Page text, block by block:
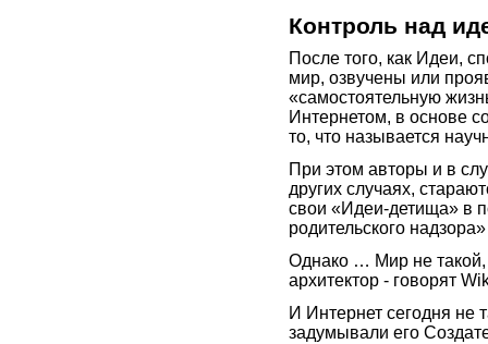
Контроль над
После того, как Идеи,
мир, озвучены или
«самостоятельную
Интернетом, в основе
то, что называется
При этом авторы и в
других случаях,
свои «Идеи-детища» в
родительского надзора»
Однако … Мир не такой,
архитектор - говорят
И Интернет сегодня не
задумывали его